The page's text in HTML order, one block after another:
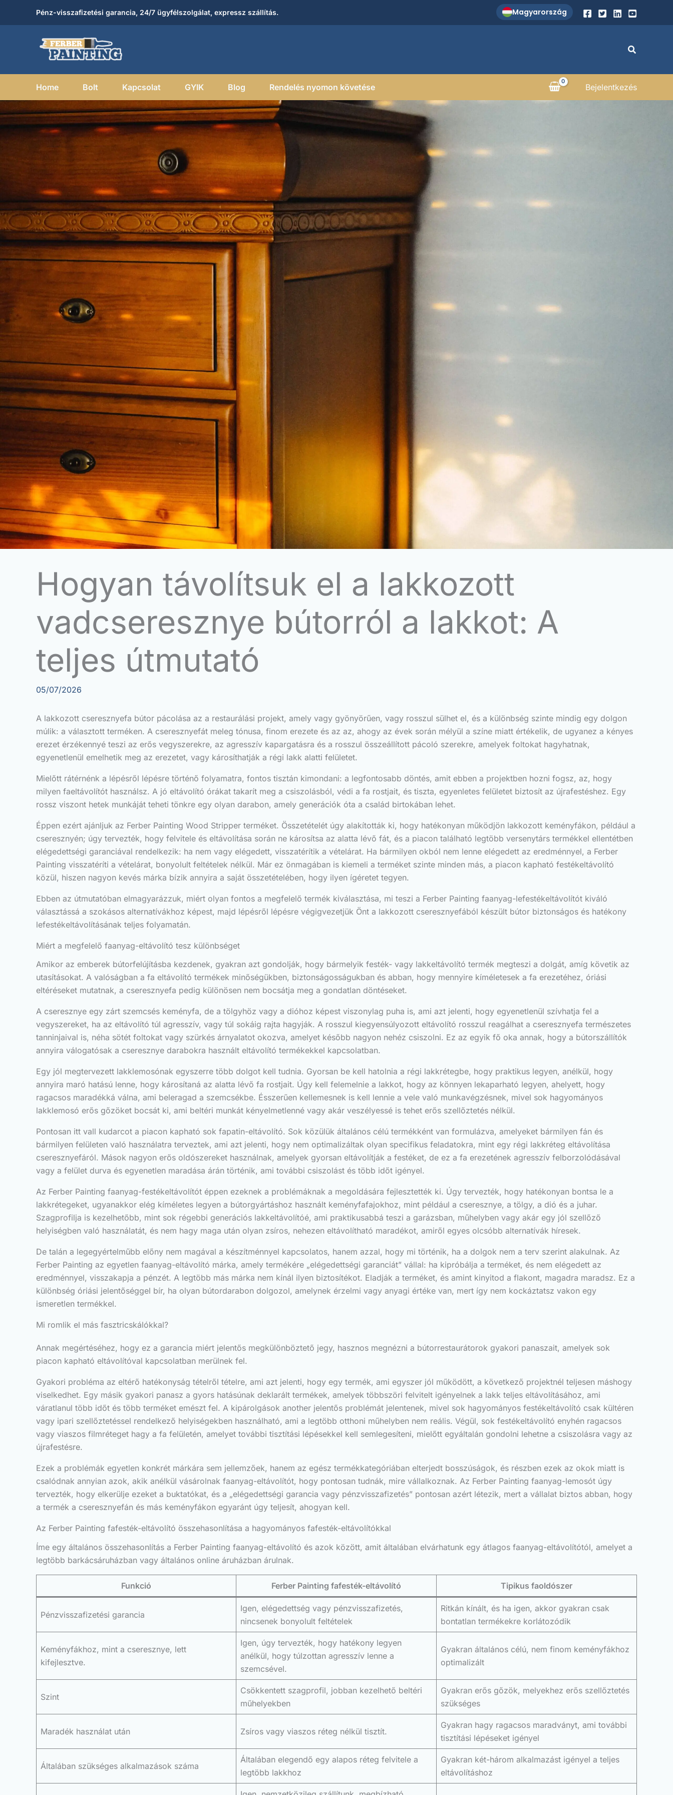
Pénz-visszafizetési garancia, 24/7 ügyfélszolgálat, expressz szállítás. Magyarország
Search
Home Bolt Kapcsolat GYIK Blog Rendelés nyomon követése Bejelentkezés
Hogyan távolítsuk el a lakkozott
vadcseresznye bútorról a lakkot: A
teljes útmutató
05/07/2026
A lakkozott cseresznyefa bútor pácolása az a restaurálási projekt, amely vagy gyönyörűen, vagy rosszul sülhet el, és a különbség szinte mindig egy dolgon
múlik: a választott terméken. A cseresznyefát meleg tónusa, finom erezete és az az, ahogy az évek során mélyül a színe miatt értékelik, de ugyanez a kényes
erezet érzékennyé teszi az erős vegyszerekre, az agresszív kapargatásra és a rosszul összeállított pácoló szerekre, amelyek foltokat hagyhatnak,
egyenetlenül emelhetik meg az erezetet, vagy károsíthatják a régi lakk alatti felületet.
Mielőtt rátérnénk a lépésről lépésre történő folyamatra, fontos tisztán kimondani: a legfontosabb döntés, amit ebben a projektben hozni fogsz, az, hogy
milyen faeltávolítót használsz. A jó eltávolító órákat takarít meg a csiszolásból, védi a fa rostjait, és tiszta, egyenletes felületet biztosít az újrafestéshez. Egy
rossz viszont hetek munkáját teheti tönkre egy olyan darabon, amely generációk óta a család birtokában lehet.
Éppen ezért ajánljuk az Ferber Painting Wood Stripper terméket. Összetételét úgy alakították ki, hogy hatékonyan működjön lakkozott keményfákon, például a
cseresznyén; úgy tervezték, hogy felvitele és eltávolítása során ne károsítsa az alatta lévő fát, és a piacon található legtöbb versenytárs termékkel ellentétben
elégedettségi garanciával rendelkezik: ha nem vagy elégedett, visszatérítik a vételárat. Ha bármilyen okból nem lenne elégedett az eredménnyel, a Ferber
Painting visszatéríti a vételárat, bonyolult feltételek nélkül. Már ez önmagában is kiemeli a terméket szinte minden más, a piacon kapható festékeltávolító
közül, hiszen nagyon kevés márka bízik annyira a saját összetételében, hogy ilyen ígéretet tegyen.
Ebben az útmutatóban elmagyarázzuk, miért olyan fontos a megfelelő termék kiválasztása, mi teszi a Ferber Painting faanyag-lefestékeltávolítót kiváló
választássá a szokásos alternatívákhoz képest, majd lépésről lépésre végigvezetjük Önt a lakkozott cseresznyefából készült bútor biztonságos és hatékony
lefestékeltávolításának teljes folyamatán.
Miért a megfelelő faanyag-eltávolító tesz különbséget
Amikor az emberek bútorfelújításba kezdenek, gyakran azt gondolják, hogy bármelyik festék- vagy lakkeltávolító termék megteszi a dolgát, amíg követik az
utasításokat. A valóságban a fa eltávolító termékek minőségükben, biztonságosságukban és abban, hogy mennyire kíméletesek a fa erezetéhez, óriási
eltéréseket mutatnak, a cseresznyefa pedig különösen nem bocsátja meg a gondatlan döntéseket.
A cseresznye egy zárt szemcsés keményfa, de a tölgyhöz vagy a dióhoz képest viszonylag puha is, ami azt jelenti, hogy egyenetlenül szívhatja fel a
vegyszereket, ha az eltávolító túl agresszív, vagy túl sokáig rajta hagyják. A rosszul kiegyensúlyozott eltávolító rosszul reagálhat a cseresznyefa természetes
tanninjaival is, néha sötét foltokat vagy szürkés árnyalatot okozva, amelyet később nagyon nehéz csiszolni. Ez az egyik fő oka annak, hogy a bútorszállítók
annyira válogatósak a cseresznye darabokra használt eltávolító termékekkel kapcsolatban.
Egy jól megtervezett lakklemosónak egyszerre több dolgot kell tudnia. Gyorsan be kell hatolnia a régi lakkrétegbe, hogy praktikus legyen, anélkül, hogy
annyira maró hatású lenne, hogy károsítaná az alatta lévő fa rostjait. Úgy kell felemelnie a lakkot, hogy az könnyen lekaparható legyen, ahelyett, hogy
ragacsos maradékká válna, ami beleragad a szemcsékbe. Ésszerűen kellemesnek is kell lennie a vele való munkavégzésnek, mivel sok hagyományos
lakklemosó erős gőzöket bocsát ki, ami beltéri munkát kényelmetlenné vagy akár veszélyessé is tehet erős szellőztetés nélkül.
Pontosan itt vall kudarcot a piacon kapható sok fapatin-eltávolító. Sok közülük általános célú termékként van formulázva, amelyeket bármilyen fán és
bármilyen felületen való használatra terveztek, ami azt jelenti, hogy nem optimalizáltak olyan specifikus feladatokra, mint egy régi lakkréteg eltávolítása
cseresznyefáról. Mások nagyon erős oldószereket használnak, amelyek gyorsan eltávolítják a festéket, de ez a fa erezetének agresszív felborzolódásával
vagy a felület durva és egyenetlen maradása árán történik, ami további csiszolást és több időt igényel.
Az Ferber Painting faanyag-festékeltávolítót éppen ezeknek a problémáknak a megoldására fejlesztették ki. Úgy tervezték, hogy hatékonyan bontsa le a
lakkrétegeket, ugyanakkor elég kíméletes legyen a bútorgyártáshoz használt keményfafajokhoz, mint például a cseresznye, a tölgy, a dió és a juhar.
Szagprofilja is kezelhetőbb, mint sok régebbi generációs lakkeltávolítóé, ami praktikusabbá teszi a garázsban, műhelyben vagy akár egy jól szellőző
helyiségben való használatát, és nem hagy maga után olyan zsíros, nehezen eltávolítható maradékot, amiről egyes olcsóbb alternatívák híresek.
De talán a legegyértelműbb előny nem magával a készítménnyel kapcsolatos, hanem azzal, hogy mi történik, ha a dolgok nem a terv szerint alakulnak. Az
Ferber Painting az egyetlen faanyag-eltávolító márka, amely termékére „elégedettségi garanciát” vállal: ha kipróbálja a terméket, és nem elégedett az
eredménnyel, visszakapja a pénzét. A legtöbb más márka nem kínál ilyen biztosítékot. Eladják a terméket, és amint kinyitod a flakont, magadra maradsz. Ez a
különbség óriási jelentőséggel bír, ha olyan bútordarabon dolgozol, amelynek érzelmi vagy anyagi értéke van, mert így nem kockáztatsz vakon egy
ismeretlen termékkel.
Mi romlik el más fasztricskálókkal?
Annak megértéséhez, hogy ez a garancia miért jelentős megkülönböztető jegy, hasznos megnézni a bútorrestaurátorok gyakori panaszait, amelyek sok
piacon kapható eltávolítóval kapcsolatban merülnek fel.
Gyakori probléma az eltérő hatékonyság tételről tételre, ami azt jelenti, hogy egy termék, ami egyszer jól működött, a következő projektnél teljesen máshogy
viselkedhet. Egy másik gyakori panasz a gyors hatásúnak deklarált termékek, amelyek többszöri felvitelt igényelnek a lakk teljes eltávolításához, ami
váratlanul több időt és több terméket emészt fel. A kipárolgások another jelentős problémát jelentenek, mivel sok hagyományos festékeltávolító csak kültéren
vagy ipari szellőztetéssel rendelkező helyiségekben használható, ami a legtöbb otthoni műhelyben nem reális. Végül, sok festékeltávolító enyhén ragacsos
vagy viaszos filmréteget hagy a fa felületén, amelyet további tisztítási lépésekkel kell semlegesíteni, mielőtt egyáltalán gondolni lehetne a csiszolásra vagy az
újrafestésre.
Ezek a problémák egyetlen konkrét márkára sem jellemzőek, hanem az egész termékkategóriában elterjedt bosszúságok, és részben ezek az okok miatt is
csalódnak annyian azok, akik anélkül vásárolnak faanyag-eltávolítót, hogy pontosan tudnák, mire vállalkoznak. Az Ferber Painting faanyag-lemosót úgy
tervezték, hogy elkerülje ezeket a buktatókat, és a „elégedettségi garancia vagy pénzvisszafizetés” pontosan azért létezik, mert a vállalat biztos abban, hogy
a termék a cseresznyefán és más keményfákon egyaránt úgy teljesít, ahogyan kell.
Az Ferber Painting fafesték-eltávolító összehasonlítása a hagyományos fafesték-eltávolítókkal
Íme egy általános összehasonlítás a Ferber Painting faanyag-eltávolító és azok között, amit általában elvárhatunk egy átlagos faanyag-eltávolítótól, amelyet a
legtöbb barkácsáruházban vagy általános online áruházban árulnak.
Funkció Ferber Painting fafesték-eltávolító Tipikus faoldószer
Pénzvisszafizetési garancia
Igen, elégedettség vagy pénzvisszafizetés,
nincsenek bonyolult feltételek
Ritkán kínált, és ha igen, akkor gyakran csak
bontatlan termékekre korlátozódik
Keményfákhoz, mint a cseresznye, lett
kifejlesztve.
Igen, úgy tervezték, hogy hatékony legyen
anélkül, hogy túlzottan agresszív lenne a
szemcsével.
Gyakran általános célú, nem finom keményfákhoz
optimalizált
Szint
Csökkentett szagprofil, jobban kezelhető beltéri
műhelyekben
Gyakran erős gőzök, melyekhez erős szellőztetés
szükséges
Maradék használat után Zsíros vagy viaszos réteg nélkül tisztít.
Gyakran hagy ragacsos maradványt, ami további
tisztítási lépéseket igényel
Általában szükséges alkalmazások száma
Általában elegendő egy alapos réteg felvitele a
legtöbb lakkhoz
Gyakran két-három alkalmazást igényel a teljes
eltávolításhoz